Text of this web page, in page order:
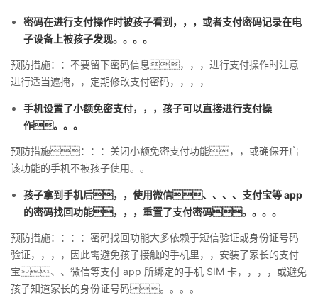
密码在进行支付操作时被孩子看到，，，或者支付密码记录在电
子设备上被孩子发现。。。。
预防措施：：不要留下密码信息，，，进行支付操作时注意
进行适当遮掩，，定期修改支付密码，，，，
手机设置了小额免密支付，，，孩子可以直接进行支付操
作。。。
预防措施：：：关闭小额免密支付功能，，或确保开启
该功能的手机不被孩子使用。。
孩子拿到手机后，，使用微信、、、、支付宝等 app
的密码找回功能，，，重置了支付密码。。。。
预防措施：：：：密码找回功能大多依赖于短信验证或身份证号码
验证，，，，因此需避免孩子接触的手机里，，安装了家长的支付
宝、、微信等支付 app 所绑定的手机 SIM 卡，，，，或避免
孩子知道家长的身份证号码。。。。